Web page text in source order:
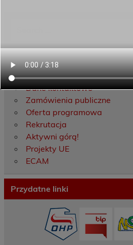
Menu
Dane kontaktowe
Zamówienia publiczne
Oferta programowa
Rekrutacja
Aktywni górą!
Projekty UE
ECAM
Przydatne linki